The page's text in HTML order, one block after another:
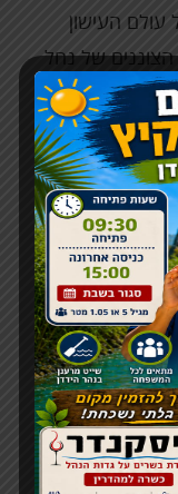
עולם העישון
של נחל
אותנו השף